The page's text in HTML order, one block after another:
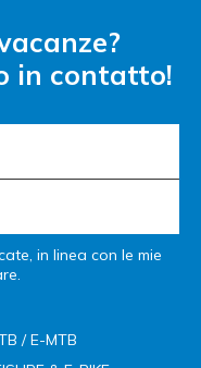
in contatto!
in linea con le mie
/ E-MTB